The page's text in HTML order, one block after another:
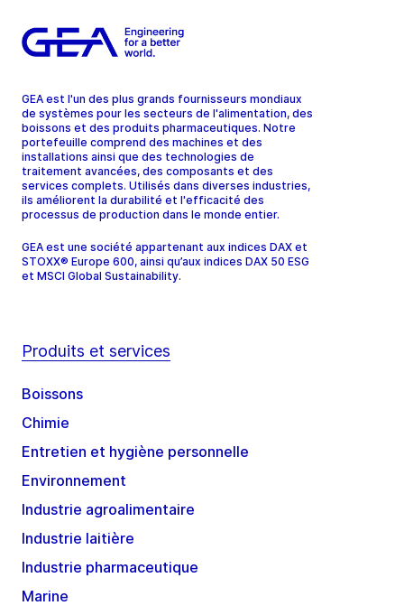
GEA est l'un des plus grands fournisseurs mondiaux
de systèmes pour les secteurs de l'alimentation, des
boissons et des produits pharmaceutiques. Notre
portefeuille comprend des machines et des
installations ainsi que des technologies de
traitement avancées, des composants et des
services complets. Utilisés dans diverses industries,
ils améliorent la durabilité et l'efficacité des
processus de production dans le monde entier.
GEA est une société appartenant aux indices DAX et
STOXX® Europe 600, ainsi qu’aux indices DAX 50 ESG
et MSCI Global Sustainability.
Produits et services
Boissons
Chimie
Entretien et hygiène personnelle
Environnement
Industrie agroalimentaire
Industrie laitière
Industrie pharmaceutique
Marine